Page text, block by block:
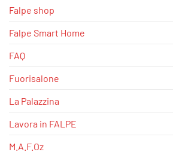
Falpe shop
Falpe Smart Home
FAQ
Fuorisalone
La Palazzina
Lavora in FALPE
M.A.F.Oz